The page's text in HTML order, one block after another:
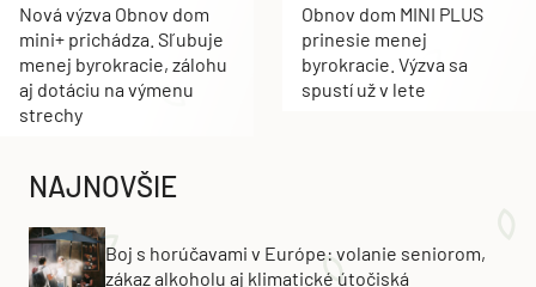
Nová výzva Obnov dom
mini+ prichádza. Sľubuje
menej byrokracie, zálohu
aj dotáciu na výmenu
strechy
Obnov dom MINI PLUS
prinesie menej
byrokracie. Výzva sa
spustí už v lete
NAJNOVŠIE
Boj s horúčavami v Európe: volanie seniorom,
zákaz alkoholu aj klimatické útočiská